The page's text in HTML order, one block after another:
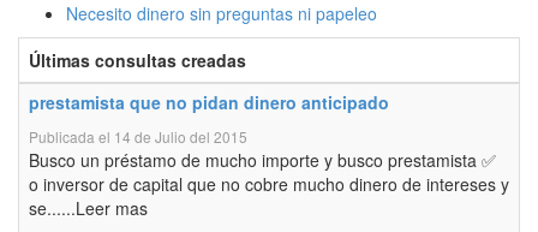
Necesito dinero sin preguntas ni papeleo
Últimas consultas creadas
prestamista que no pidan dinero anticipado
Publicada el 14 de Julio del 2015
Busco un préstamo de mucho importe y busco prestamista ✅
o inversor de capital que no cobre mucho dinero de intereses y
se......Leer mas